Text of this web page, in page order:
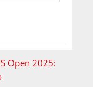
Open 2025: